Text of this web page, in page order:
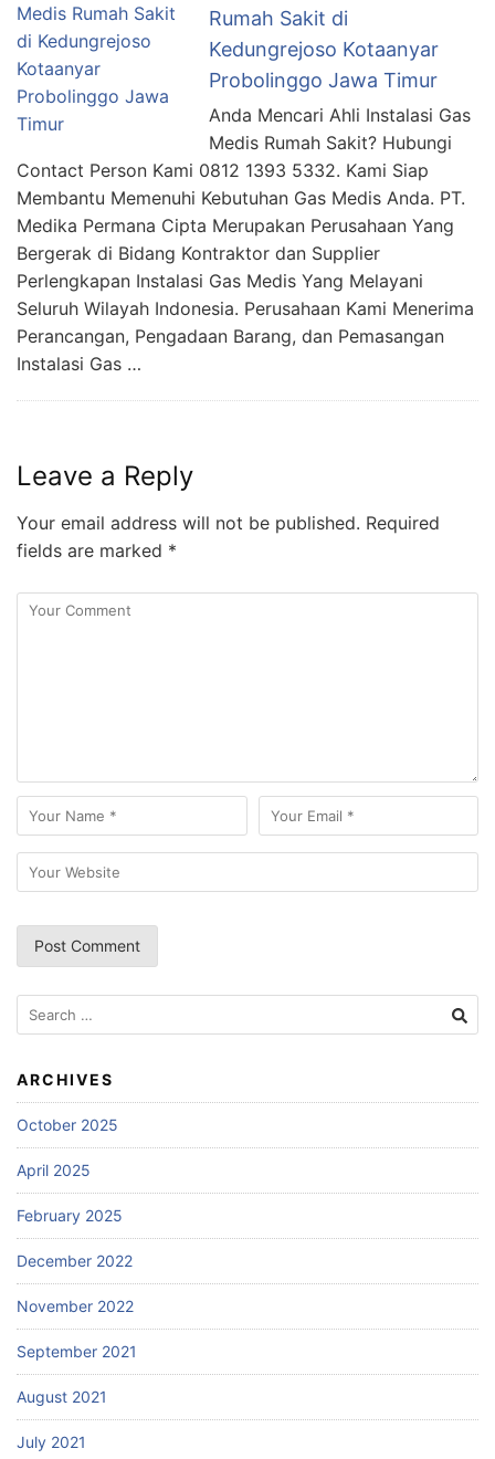
Rumah Sakit di
Kedungrejoso Kotaanyar
Probolinggo Jawa Timur
Anda Mencari Ahli Instalasi Gas
Medis Rumah Sakit? Hubungi
Contact Person Kami 0812 1393 5332. Kami Siap
Membantu Memenuhi Kebutuhan Gas Medis Anda. PT.
Medika Permana Cipta Merupakan Perusahaan Yang
Bergerak di Bidang Kontraktor dan Supplier
Perlengkapan Instalasi Gas Medis Yang Melayani
Seluruh Wilayah Indonesia. Perusahaan Kami Menerima
Perancangan, Pengadaan Barang, dan Pemasangan
Instalasi Gas …
Leave a Reply
Your email address will not be published. Required
fields are marked *
Search
for:
ARCHIVES
October 2025
April 2025
February 2025
December 2022
November 2022
September 2021
August 2021
July 2021